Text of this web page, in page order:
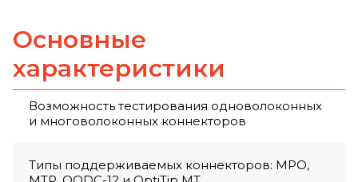
Основные
характеристики
Возможность тестирования одноволоконных
и многоволоконных коннекторов
Типы поддерживаемых коннекторов: MPO,